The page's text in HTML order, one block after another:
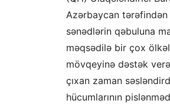
Azərbaycan
sənədlərin qəbuluna
məqsədilə bir çox
mövqeyinə dəstək
çıxan zaman
hücumlarının